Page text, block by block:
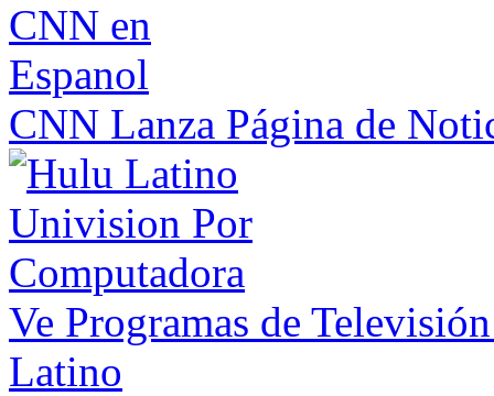
CNN Lanza Página de
Ve Programas de
Latino